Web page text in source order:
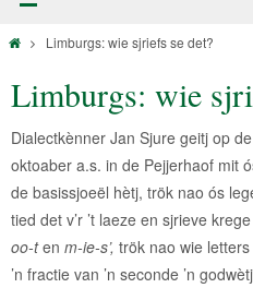
Limburgs: wie sjriefs se det?
Limburgs: wie
Dialectkènner Jan Sjure geitj op
oktoaber a.s. in de Pejjerhaof mit
de basissjoeël hètj, trök nao ós
tied det v’r ’t laeze en sjrieve
oo-ten m-ie-s’, trök nao wie
’n fractie van ’n seconde ’n